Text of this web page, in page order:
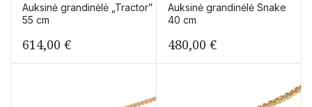
Auksinė grandinėlė „Tractor”
55 cm
614,00 €
Auksinė grandinėlė Snake
40 cm
480,00 €